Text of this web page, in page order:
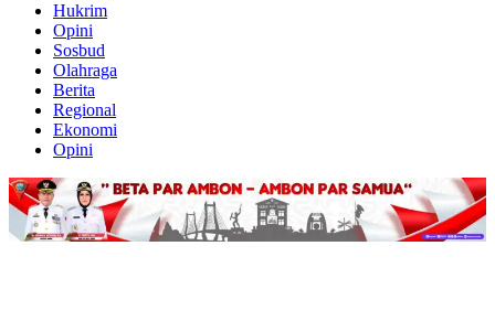
Hukrim
Opini
Sosbud
Olahraga
Berita
Regional
Ekonomi
Opini